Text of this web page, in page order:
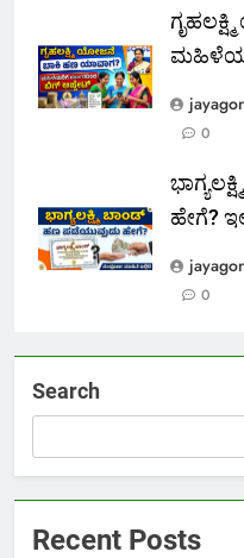
0
ಹೇಗೆ?
0
Search
Recent Posts